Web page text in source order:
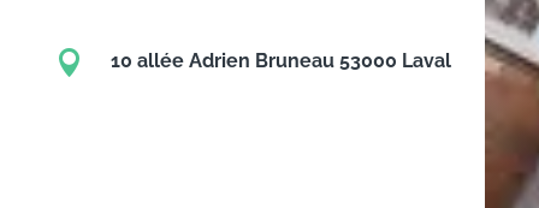
 10 allée Adrien Bruneau 53000 Laval